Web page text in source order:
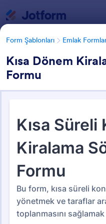
Form Şablonları Emlak
Kısa Dönem
Formu
Mülk
63 Şablon
Form Şablonu Kategorileri